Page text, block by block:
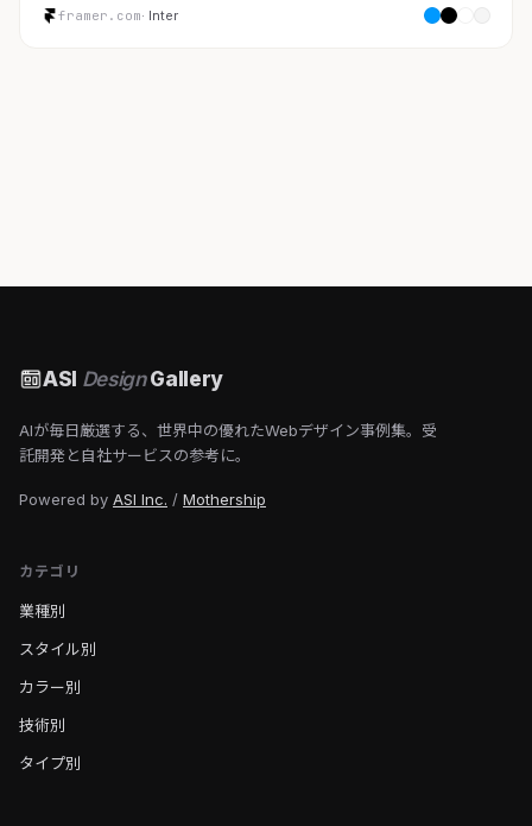
framer.com· Inter
ASI DesignGallery
AIが毎日厳選する、世界中の優れたWebデザイン事例集。受
託開発と自社サービスの参考に。
Powered by ASI Inc. / Mothership
カテゴリ
業種別
スタイル別
カラー別
技術別
タイプ別